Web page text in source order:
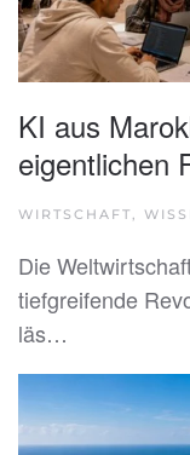
KI aus
eigentlichen
WIRTSCHAFT,
Die
tiefgreifende
läs…